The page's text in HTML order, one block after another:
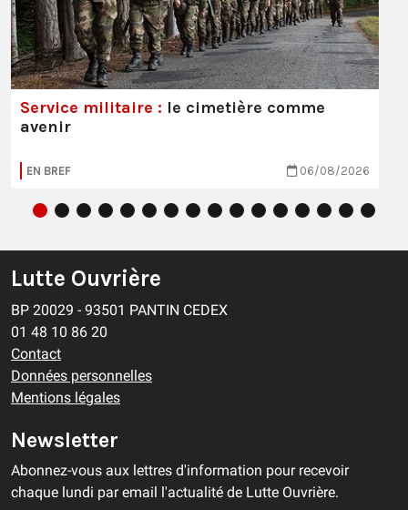
Service militaire : le cimetière comme
avenir
EN BREF 06/08/2026
Lutte Ouvrière
BP 20029 - 93501 PANTIN CEDEX
01 48 10 86 20
Contact
Données personnelles
Mentions légales
Newsletter
Abonnez-vous aux lettres d'information pour recevoir
chaque lundi par email l'actualité de Lutte Ouvrière.